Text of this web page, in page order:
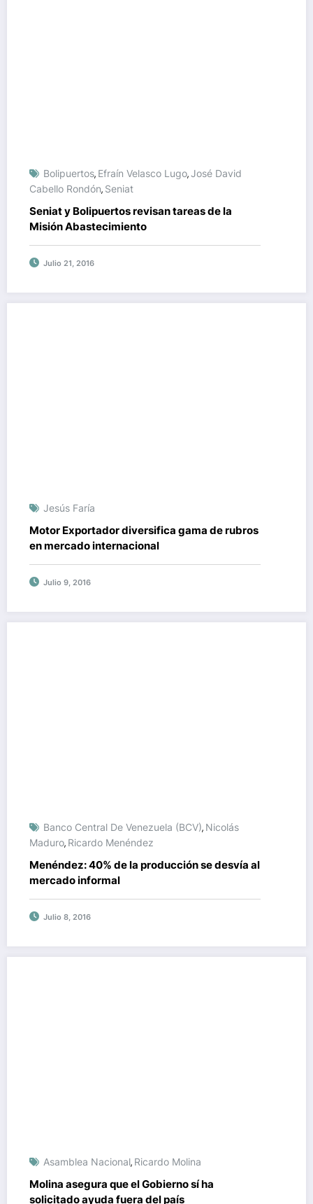
Bolipuertos, Efraín Velasco Lugo,José David
Cabello Rondón, Seniat
Seniat y Bolipuertos revisan tareas de la
Misión Abastecimiento
Julio 21, 2016
Jesús Faría
Motor Exportador diversifica gama de rubros
en mercado internacional
Julio 9, 2016
Banco Central De Venezuela (BCV), Nicolás
Maduro, Ricardo Menéndez
Menéndez: 40% de la producción se desvía al
mercado informal
Julio 8, 2016
Asamblea Nacional, Ricardo Molina
Molina asegura que el Gobierno sí ha
solicitado ayuda fuera del país